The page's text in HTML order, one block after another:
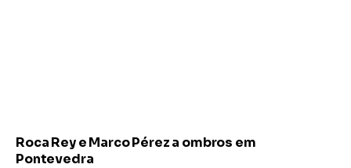
Roca Rey e Marco Pérez a ombros em
Pontevedra